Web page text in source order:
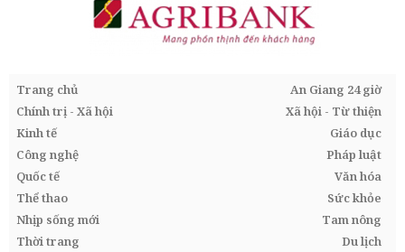
Trang chủ
An Giang 24 giờ
Chính trị - Xã hội
Xã hội - Từ thiện
Kinh tế
Giáo dục
Công nghệ
Pháp luật
Quốc tế
Văn hóa
Thể thao
Sức khỏe
Nhịp sống mới
Tam nông
Thời trang
Du lịch